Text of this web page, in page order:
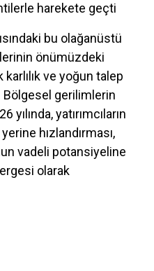
harekete geçti
bu olağanüstü
önümüzdeki
ve yoğun talep
Bölgesel gerilimlerin
yatırımcıların
hızlandırması,
vadeli potansiyeline
olarak